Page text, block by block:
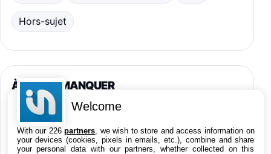
Hors-sujet
À NE PAS MANQUER
01
Le récap Apple de la semaine :
iPhone, IA, résultats records et
AirPods au menu
Welcome
With our 226partners , we wish to store and access information on
your devices (cookies, pixels in emails, etc.), combine and share
your personal data with our partners, whether collected on this